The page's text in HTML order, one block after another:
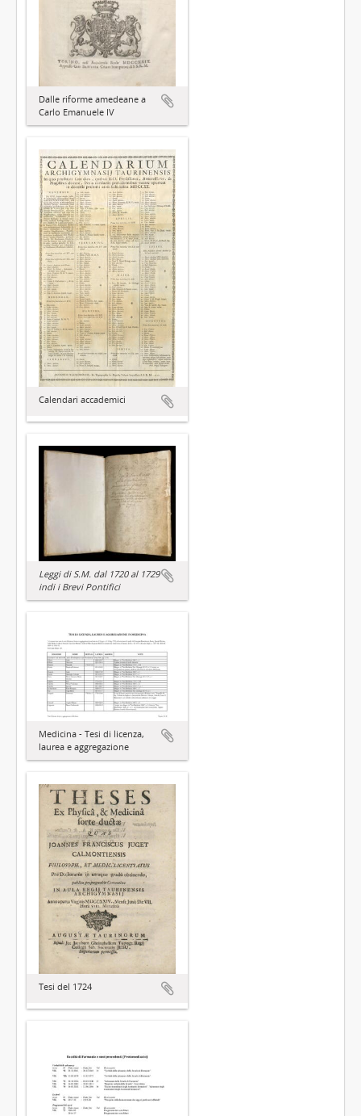
Dalle riforme amedeane a
Carlo Emanuele IV
Calendari accademici
Leggi di S.M. dal 1720 al 1729
indi i Brevi Pontifici
Medicina - Tesi di licenza,
laurea e aggregazione
Tesi del 1724